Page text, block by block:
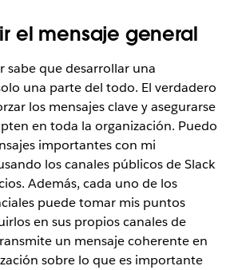
el mensaje general
sabe que desarrollar una
una parte del todo. El verdadero
los mensajes clave y asegurarse
en toda la organización. Puedo
importantes con mi
los canales públicos de Slack
Además, cada uno de los
puede tomar mis puntos
en sus propios canales de
un mensaje coherente en
sobre lo que es importante